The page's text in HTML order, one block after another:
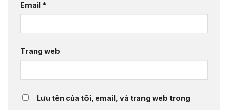
Email *
Trang web
Lưu tên của tôi, email, và trang web trong